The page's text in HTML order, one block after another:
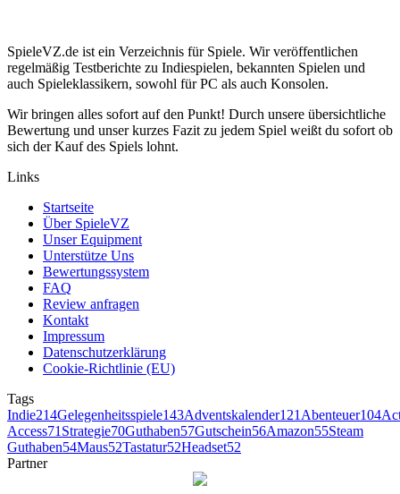
SpieleVZ.de ist ein Verzeichnis für Spiele. Wir veröffentlichen
regelmäßig Testberichte zu Indiespielen, bekannten Spielen und
auch Spieleklassikern, sowohl für PC als auch Konsolen.
Wir bringen alles sofort auf den Punkt! Durch unsere übersichtliche
Bewertung und unser kurzes Fazit zu jedem Spiel weißt du sofort ob
sich der Kauf des Spiels lohnt.
Links
Startseite
Über SpieleVZ
Unser Equipment
Unterstütze Uns
Bewertungssystem
FAQ
Review anfragen
Kontakt
Impressum
Datenschutzerklärung
Cookie-Richtlinie (EU)
Tags
Indie214Gelegenheitsspiele143Adventskalender121Abenteuer104
Access71Strategie70Guthaben57Gutschein56Amazon55Steam
Guthaben54Maus52Tastatur52Headset52
Partner